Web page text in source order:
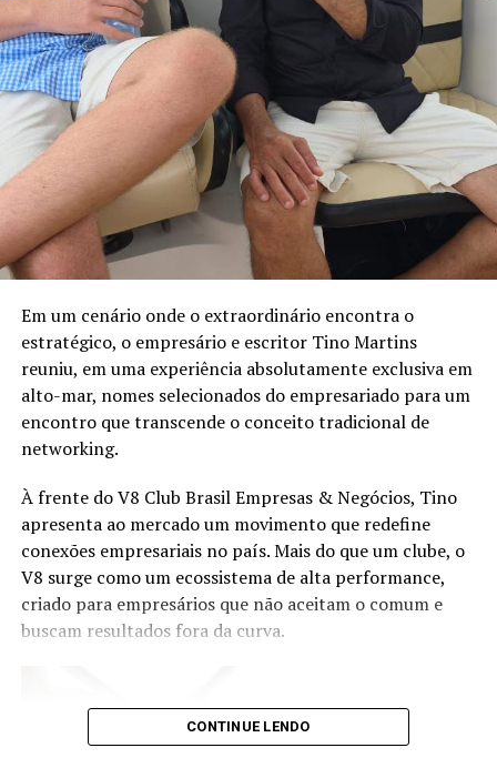
TÓPICOS RELACIONADOS
A SEGUIR
Cantora Glaucia Mel leva Recife ao ritmo de suas
músicas envolventes
NÃO PERCA
Empresária brasileira Patrícia Mirza marca presença no
Festival de Cannes pelo terceiro ano consecutivo
Em um cenário onde o extraordinário encontra o
estratégico, o empresário e escritor Tino Martins
reuniu, em uma experiência absolutamente exclusiva em
alto-mar, nomes selecionados do empresariado para um
encontro que transcende o conceito tradicional de
networking.
À frente do V8 Club Brasil Empresas & Negócios, Tino
apresenta ao mercado um movimento que redefine
conexões empresariais no país. Mais do que um clube, o
V8 surge como um ecossistema de alta performance,
criado para empresários que não aceitam o comum e
buscam resultados fora da curva.
CONTINUE LENDO